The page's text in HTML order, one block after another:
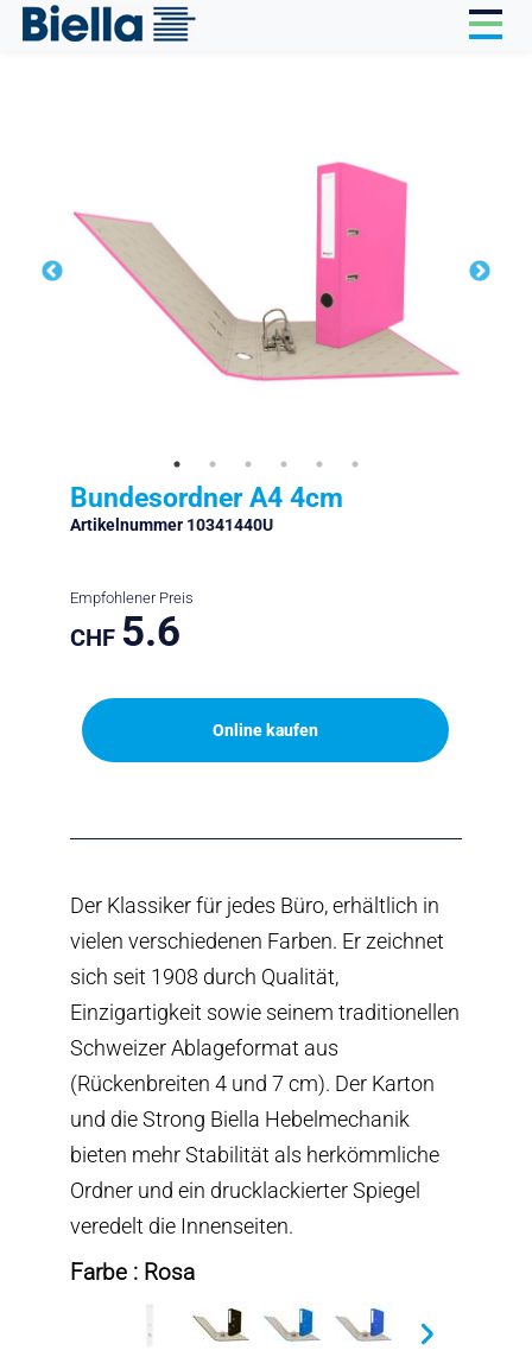
Bundesordner A4 4cm
Artikelnummer 10341440U
Empfohlener Preis
CHF 5.6
Online kaufen
Der Klassiker für jedes Büro, erhältlich in
vielen verschiedenen Farben. Er zeichnet
sich seit 1908 durch Qualität,
Einzigartigkeit sowie seinem traditionellen
Schweizer Ablageformat aus
(Rückenbreiten 4 und 7 cm). Der Karton
und die Strong Biella Hebelmechanik
bieten mehr Stabilität als herkömmliche
Ordner und ein drucklackierter Spiegel
veredelt die Innenseiten.
Farbe : Rosa
Cookie-Einstellungen